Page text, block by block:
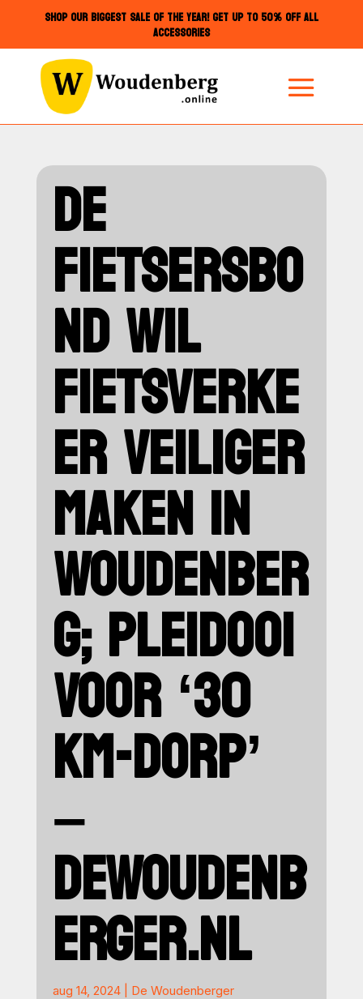
SHOP OUR BIGGEST SALE OF THE YEAR! GET UP TO 50% OFF ALL
ACCESSORIES
DE
FIETSERSBO
ND WIL
FIETSVERKE
ER VEILIGER
MAKEN IN
WOUDENBER
G; PLEIDOOI
VOOR ‘30
KM-DORP’
–
DEWOUDENB
ERGER.NL
aug 14, 2024| De Woudenberger